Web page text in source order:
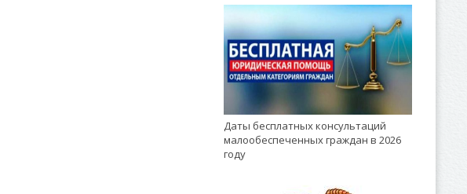
Даты бесплатных консультаций
малообеспеченных граждан в 2026
году